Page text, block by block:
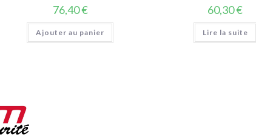
76,40€
Ajouter au panier
60,30€
Lire la suite